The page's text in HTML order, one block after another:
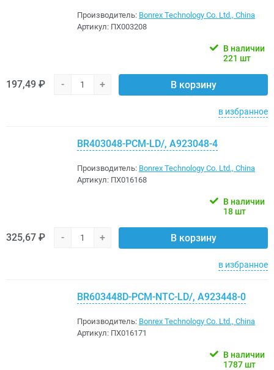
Производитель: Bonrex Technology Co. Ltd., China
Артикул: ПХ003208
В наличии
221 шт
197,49 ₽ - + В корзину
в избранное
BR403048-PCM-LD/, A923048-4
Производитель: Bonrex Technology Co. Ltd., China
Артикул: ПХ016168
В наличии
18 шт
325,67 ₽ - + В корзину
в избранное
BR603448D-PCM-NTC-LD/, A923448-0
Производитель: Bonrex Technology Co. Ltd., China
Артикул: ПХ016171
В наличии
1787 шт